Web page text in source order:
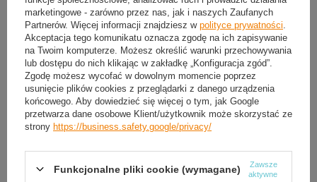
Bezpieczne zakupy
OPIS
SZCZEGÓŁOWE DANE
GWARANCJA
marketingowe - zarówno przez nas, jak i naszych Zaufanych
Partnerów. Więcej informacji znajdziesz w polityce prywatności
Akceptacja tego komunikatu oznacza zgodę na ich zapisywanie
na Twoim komputerze. Możesz określić warunki przechowywania
lub dostępu do nich klikając w zakładkę „Konfiguracja zgód”.
Zgodę możesz wycofać w dowolnym momencie poprzez
usunięcie plików cookies z przeglądarki z danego urządzenia
końcowego. Aby dowiedzieć się więcej o tym, jak Google
przetwarza dane osobowe Klient/użytkownik może skorzystać ze
strony https://business.safety.google/privacy/
Funkcjonalne pliki cookie (wymagane)
Zawsze
aktywne